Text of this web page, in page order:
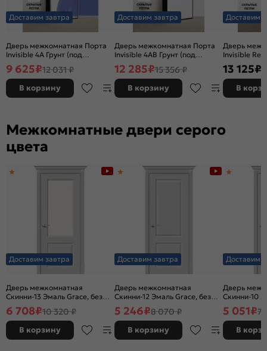
Доставим завтра
Дверь межкомнатная Порта
Invisible 4A Грунт (под
окраску), Серый, глухая,
скрытая, кромка
алюминиевая матовый хром,
каркасно-щитовая
9 625₽12 031 ₽
В корзину
Доставим завтра
Дверь межкомнатная Порта
Invisible 4AB Грунт (под
окраску), Серый, глухая,
скрытая, кромка
алюминиевая черная
матовая, каркасно-щитовая
12 285₽15 356 ₽
В корзину
Доставим
Дверь
Invisible
окраску),
Серый,
кромка
матовый
щитовая
13 125₽
В
Межкомнатные двери серого
цвета
Доставим завтра
Дверь межкомнатная
Скинни-13 Эмаль Grace, без
декора, остекленная, white
сrystal, без кромки, скиновая
6 708₽10 320 ₽
В корзину
Доставим завтра
Дверь межкомнатная
Скинни-12 Эмаль Grace, без
декора, глухая, без стекла,
без кромки, скиновая
5 246₽8 070 ₽
В корзину
Доставим
Дверь
Скинни-10
декора,
без кромки,
5 051₽7
В